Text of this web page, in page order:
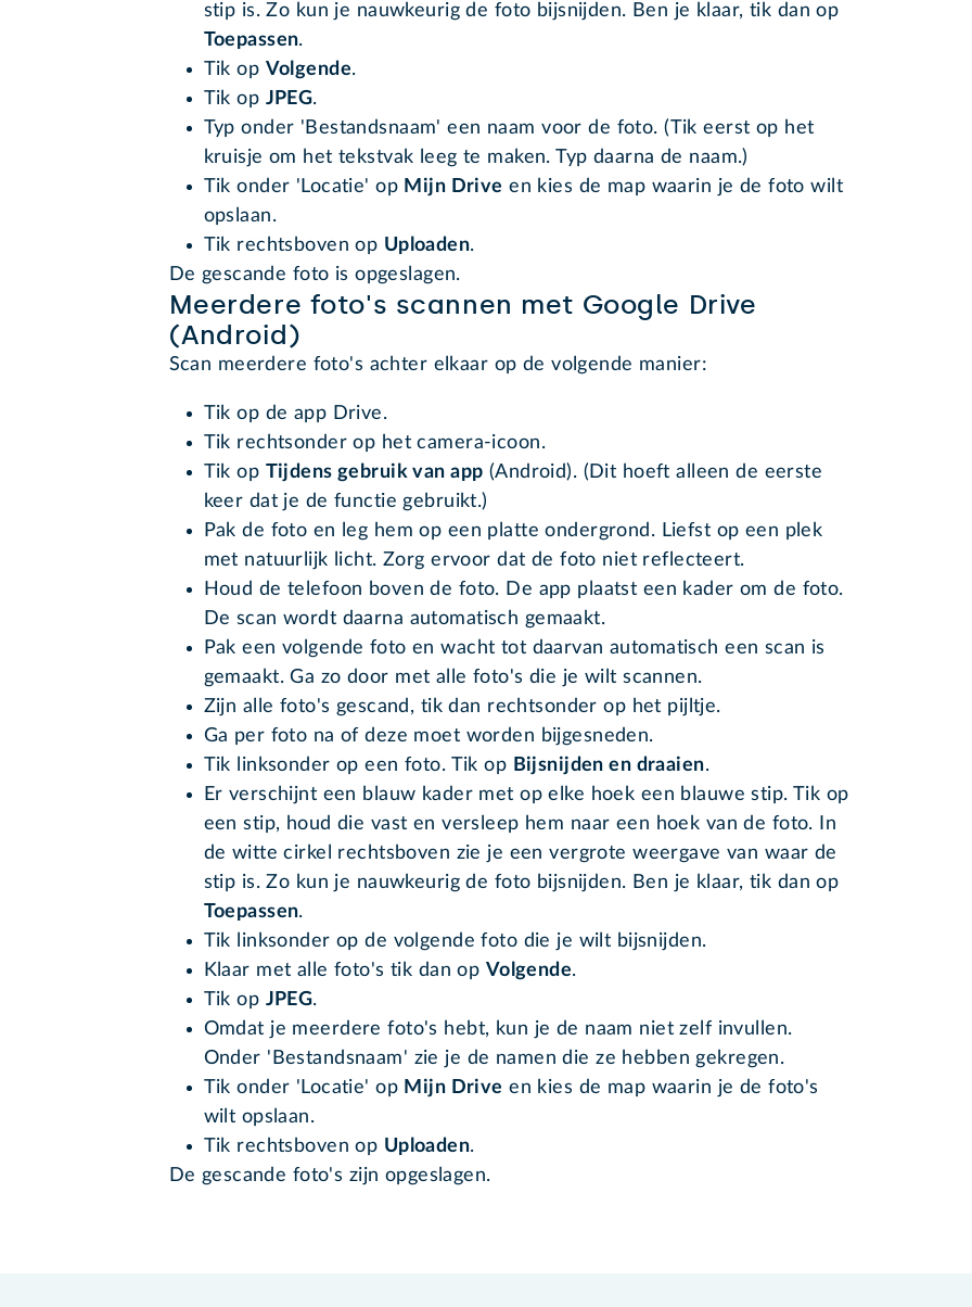
stip is. Zo kun je nauwkeurig de foto bijsnijden. Ben je klaar, tik dan op
Toepassen.
Tik op Volgende.
Tik op JPEG.
Typ onder 'Bestandsnaam' een naam voor de foto. (Tik eerst op het
kruisje om het tekstvak leeg te maken. Typ daarna de naam.)
Tik onder 'Locatie' op Mijn Drive en kies de map waarin je de foto wilt
opslaan.
Tik rechtsboven op Uploaden.
De gescande foto is opgeslagen.
Meerdere foto's scannen met Google Drive
(Android)
Scan meerdere foto's achter elkaar op de volgende manier:
Tik op de app Drive.
Tik rechtsonder op het camera-icoon.
Tik op Tijdens gebruik van app (Android). (Dit hoeft alleen de eerste
keer dat je de functie gebruikt.)
Pak de foto en leg hem op een platte ondergrond. Liefst op een plek
met natuurlijk licht. Zorg ervoor dat de foto niet reflecteert.
Houd de telefoon boven de foto. De app plaatst een kader om de foto.
De scan wordt daarna automatisch gemaakt.
Pak een volgende foto en wacht tot daarvan automatisch een scan is
gemaakt. Ga zo door met alle foto's die je wilt scannen.
Zijn alle foto's gescand, tik dan rechtsonder op het pijltje.
Ga per foto na of deze moet worden bijgesneden.
Tik linksonder op een foto. Tik op Bijsnijden en draaien.
Er verschijnt een blauw kader met op elke hoek een blauwe stip. Tik op
een stip, houd die vast en versleep hem naar een hoek van de foto. In
de witte cirkel rechtsboven zie je een vergrote weergave van waar de
stip is. Zo kun je nauwkeurig de foto bijsnijden. Ben je klaar, tik dan op
Toepassen.
Tik linksonder op de volgende foto die je wilt bijsnijden.
Klaar met alle foto's tik dan op Volgende.
Tik op JPEG.
Omdat je meerdere foto's hebt, kun je de naam niet zelf invullen.
Onder 'Bestandsnaam' zie je de namen die ze hebben gekregen.
Tik onder 'Locatie' op Mijn Drive en kies de map waarin je de foto's
wilt opslaan.
Tik rechtsboven op Uploaden.
De gescande foto's zijn opgeslagen.